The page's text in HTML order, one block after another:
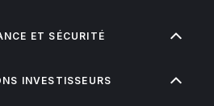
ET SÉCURITÉ
INVESTISSEURS